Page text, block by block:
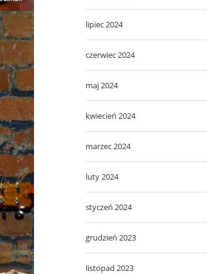
lipiec 2024
czerwiec 2024
maj 2024
kwiecień 2024
marzec 2024
luty 2024
styczeń 2024
grudzień 2023
listopad 2023